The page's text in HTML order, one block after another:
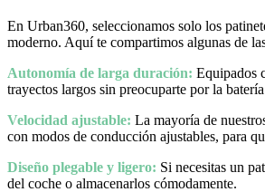
En Urban360, seleccionamos solo los
moderno. Aquí te compartimos algunas de
Autonomía de larga duración: Equipados
trayectos largos sin preocuparte por la
Velocidad ajustable: La mayoría de
con modos de conducción ajustables, para
Diseño plegable y ligero: Si necesitas un
del coche o almacenarlos cómodamente.